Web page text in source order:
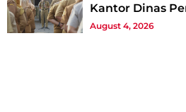
Kantor Dinas
August 4, 2026